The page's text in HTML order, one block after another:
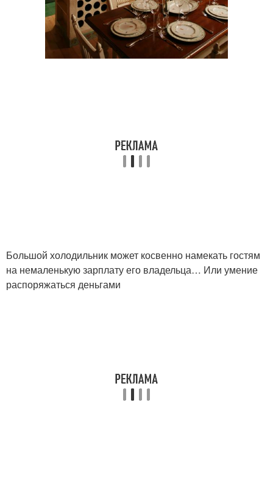
Большой холодильник может косвенно намекать гостям
на немаленькую зарплату его владельца… Или умение
распоряжаться деньгами